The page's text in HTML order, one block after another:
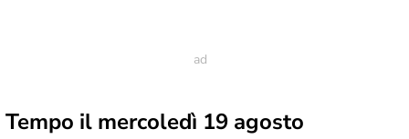
Tempo il mercoledì 19 agosto